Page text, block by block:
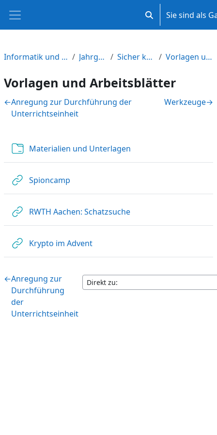
Website-Übersicht Sucheingabe
Sie sind als
Informatik und Medienbildung M-V Jahrgangsstufe 7 Sicher kommunizieren Vorlagen und Arbeitsblätter
Vorlagen und Arbeitsblätter
Abschnittsübersicht
←Anregung zur Durchführung der
Unterrichtseinheit
Werkzeuge→
Materialien und Unterlagen
Spioncamp
RWTH Aachen: SchatzsucheLink/URL
Krypto im AdventLink/URL
←Anregung zur
Durchführung
der
Unterrichtseinheit